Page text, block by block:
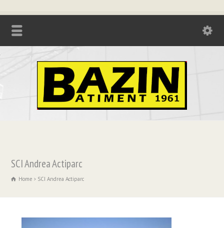
SCI Andrea Actiparc
Home SCI Andrea Actiparc